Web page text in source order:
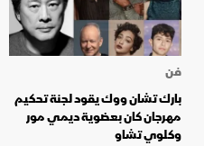
فن
بارك تشان ووك يقود لجنة تحكيم
مهرجان كان بعضوية ديمي مور
وكلوي تشاو